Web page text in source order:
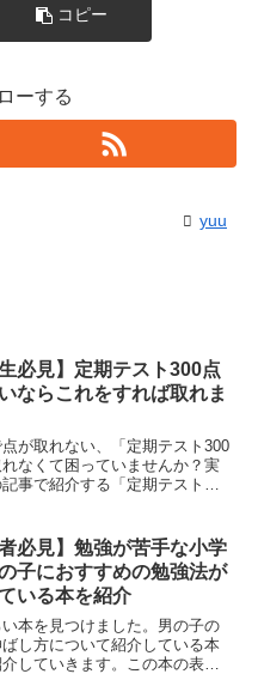
コピー
ーする
yuu
生必見】定期テスト300点
ならこれをすれば取れま
が取れない、「定期テスト300
なくて困っていませんか？実
事で紹介する「定期テストの
も中学生の頃にこの方方法で300
、この方...
者必見】勉強が苦手な小学
子におすすめの勉強法が
いる本を紹介
本を見つけました。男の子の
し方について紹介している本
していきます。この本の表紙